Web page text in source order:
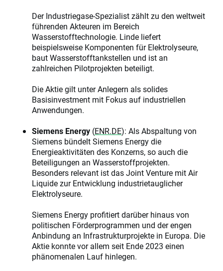
Der Industriegase-Spezialist zählt zu den weltweit
führenden Akteuren im Bereich
Wasserstofftechnologie. Linde liefert
beispielsweise Komponenten für Elektrolyseure,
baut Wasserstofftankstellen und ist an
zahlreichen Pilotprojekten beteiligt.
Die Aktie gilt unter Anlegern als solides
Basisinvestment mit Fokus auf industriellen
Anwendungen.
Siemens Energy (ENR.DE): Als Abspaltung von
Siemens bündelt Siemens Energy die
Energieaktivitäten des Konzerns, so auch die
Beteiligungen an Wasserstoffprojekten.
Besonders relevant ist das Joint Venture mit Air
Liquide zur Entwicklung industrietauglicher
Elektrolyseure.
Siemens Energy profitiert darüber hinaus von
politischen Förderprogrammen und der engen
Anbindung an Infrastrukturprojekte in Europa. Die
Aktie konnte vor allem seit Ende 2023 einen
phänomenalen Lauf hinlegen.